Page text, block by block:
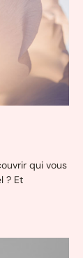
qui vous
? Et